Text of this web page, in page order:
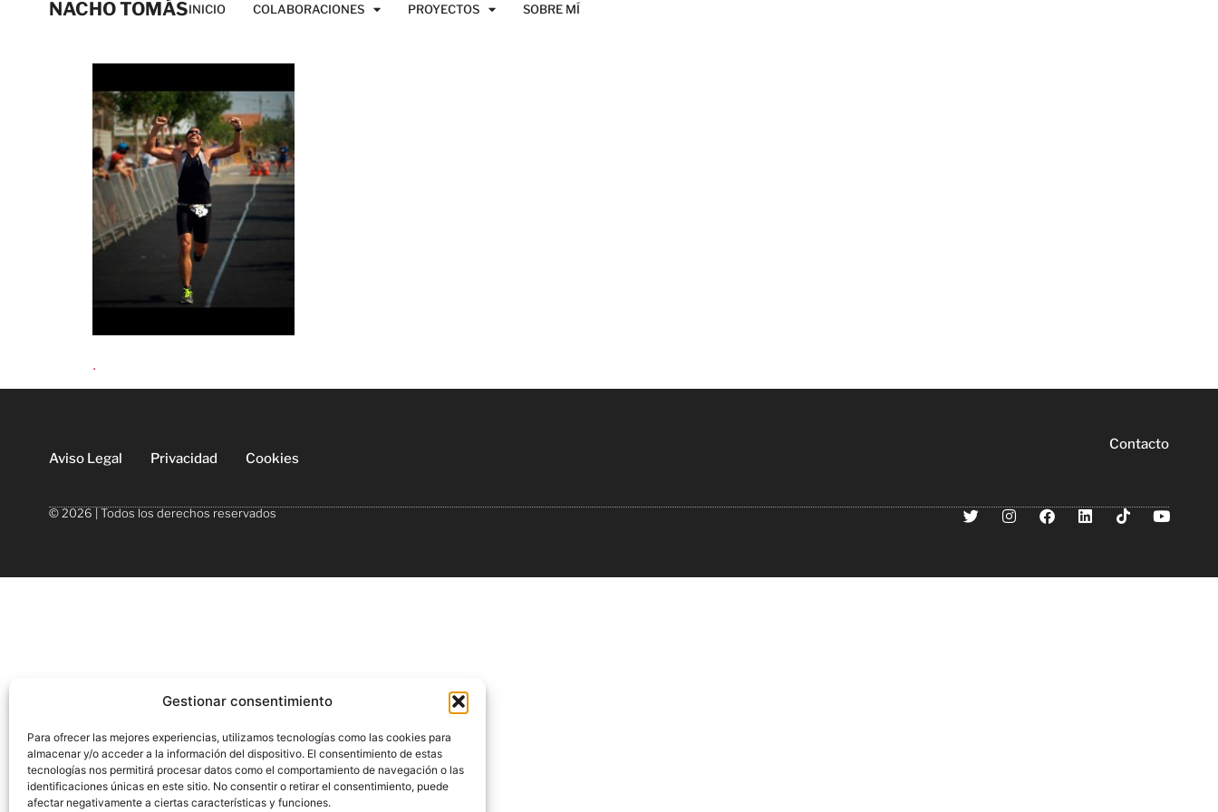
Gestionar consentimiento
Para ofrecer las mejores experiencias, utilizamos tecnologías como las cookies para
almacenar y/o acceder a la información del dispositivo. El consentimiento de estas
tecnologías nos permitirá procesar datos como el comportamiento de navegación o las
identificaciones únicas en este sitio. No consentir o retirar el consentimiento, puede
afectar negativamente a ciertas características y funciones.
NACHO TOMÁSINICIO COLABORACIONES PROYECTOS SOBRE MÍ
.
Aviso Legal Privacidad Cookies
Contacto
© 2026 | Todos los derechos reservados